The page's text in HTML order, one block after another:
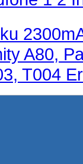
A80,
T004